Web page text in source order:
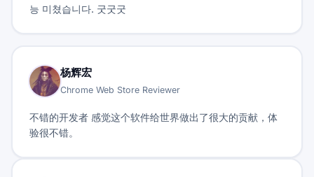
능 미쳤습니다. 굿굿굿
杨辉宏
Chrome Web Store Reviewer
不错的开发者 感觉这个软件给世界做出了很大的贡献，体
验很不错。